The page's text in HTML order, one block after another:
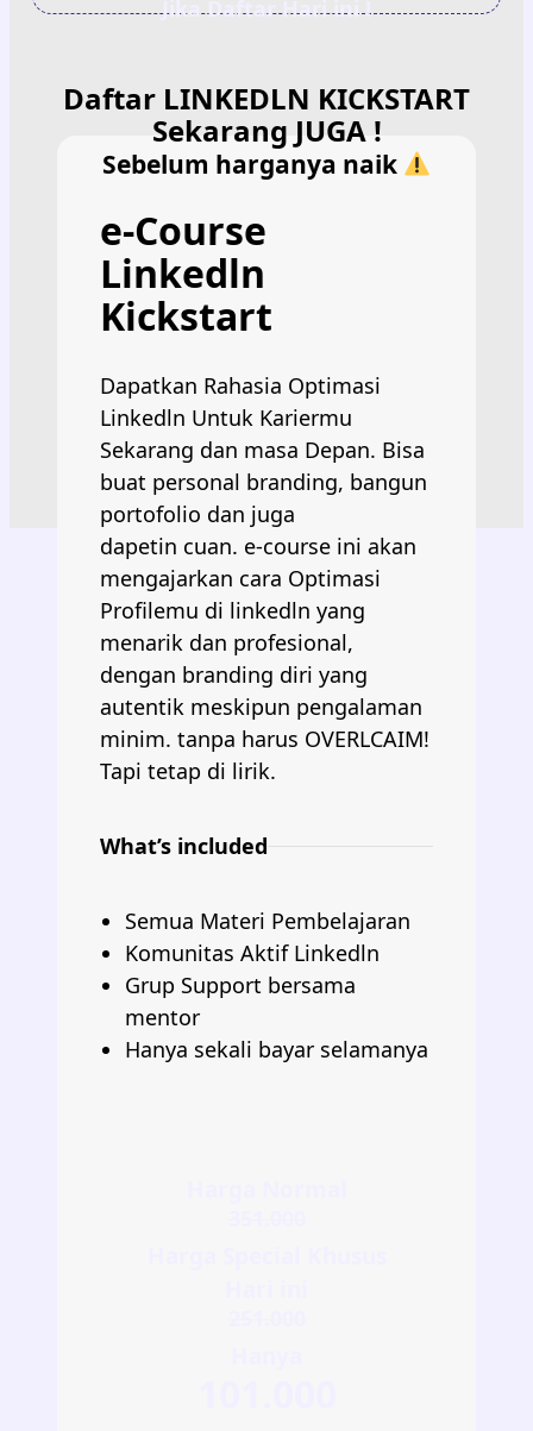
Jika Daftar Hari ini !
Daftar LINKEDLN KICKSTART
Sekarang JUGA !
Sebelum harganya naik
e-Course
Linkedln
Kickstart
Dapatkan Rahasia Optimasi
Linkedln Untuk Kariermu
Sekarang dan masa Depan. Bisa
buat personal branding, bangun
portofolio dan juga
dapetin cuan. e-course ini akan
mengajarkan cara Optimasi
Profilemu di linkedln yang
menarik dan profesional,
dengan branding diri yang
autentik meskipun pengalaman
minim. tanpa harus OVERLCAIM!
Tapi tetap di lirik.
What’s included
Semua Materi Pembelajaran
Komunitas Aktif Linkedln
Grup Support bersama
mentor
Hanya sekali bayar selamanya